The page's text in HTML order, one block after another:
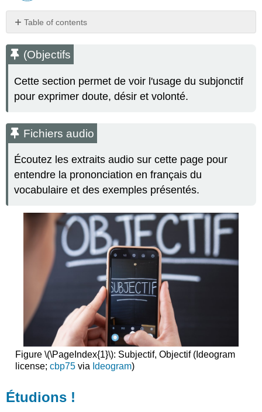
Table of contents
Fichiers
audio
Étudions
Utilisation
impersonnelles
+
infinitif
Activité
Réponses
Activité
B​
Réponses
Approfondissons
Ressources
en
ligne
Exercice
:
(Objectifs
Cette section permet de voir l'usage du subjonctif
pour exprimer doute, désir et volonté.
Fichiers audio
Écoutez les extraits audio sur cette page pour
entendre la prononciation en français du
vocabulaire et des exemples présentés.
Figure \(\PageIndex{1}\): Subjectif, Objectif (Ideogram
license; cbp75via Ideogram)
Étudions !